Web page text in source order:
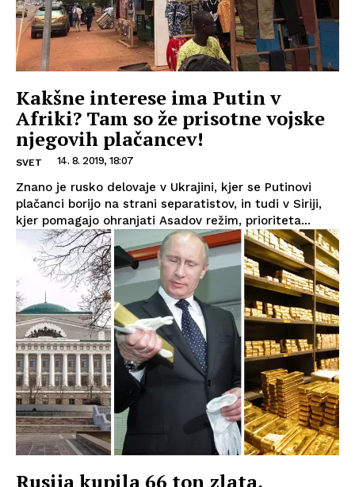
Kakšne interese ima Putin v
Afriki? Tam so že prisotne vojske
njegovih plačancev!
SVET 14. 8. 2019, 18:07
Znano je rusko delovaje v Ukrajini, kjer se Putinovi
plačanci borijo na strani separatistov, in tudi v Siriji,
kjer pomagajo ohranjati Asadov režim, prioriteta...
Rusija kupila 66 ton zlata,